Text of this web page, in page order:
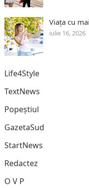
Viața cu
iulie 16, 2026
Life4Style
TextNews
Popeștiul
GazetaSud
StartNews
Redactez
O V P